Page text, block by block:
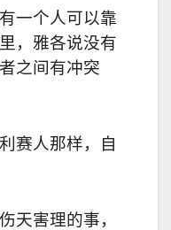
一个人可以靠
，雅各说没有
之间有冲突
赛人那样，自
天害理的事，